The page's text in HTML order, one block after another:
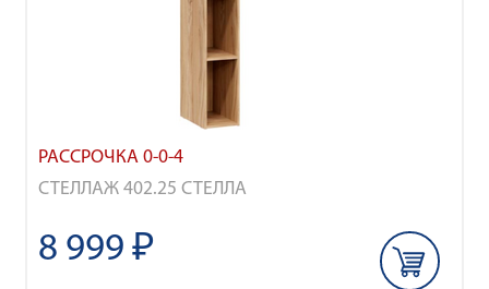
РАССРОЧКА 0-0-4
СТЕЛЛАЖ 402.25 СТЕЛЛА
8 999 ₽